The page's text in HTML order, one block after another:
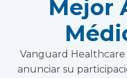
Mejor
Vanguard
anunciar su